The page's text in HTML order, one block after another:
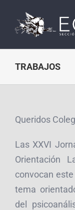
contenido
TRABAJOS
Queridos
Las XXVI
Orientación
convocan
tema
del